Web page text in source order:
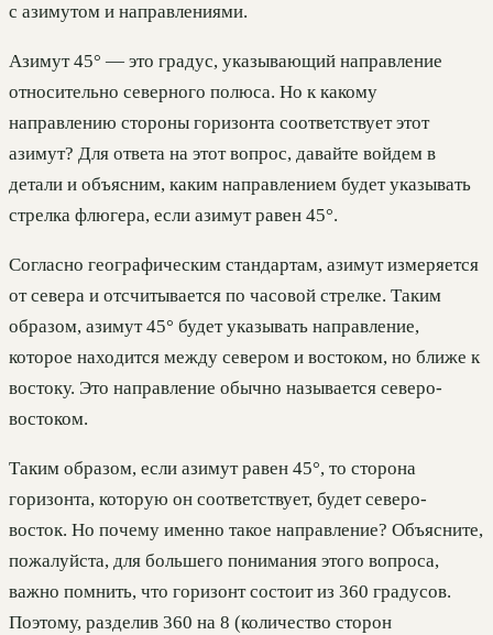
с азимутом и направлениями.
Азимут 45° — это градус, указывающий направление
относительно северного полюса. Но к какому
направлению стороны горизонта соответствует этот
азимут? Для ответа на этот вопрос, давайте войдем в
детали и объясним, каким направлением будет указывать
стрелка флюгера, если азимут равен 45°.
Согласно географическим стандартам, азимут измеряется
от севера и отсчитывается по часовой стрелке. Таким
образом, азимут 45° будет указывать направление,
которое находится между севером и востоком, но ближе к
востоку. Это направление обычно называется северо-
востоком.
Таким образом, если азимут равен 45°, то сторона
горизонта, которую он соответствует, будет северо-
восток. Но почему именно такое направление? Объясните,
пожалуйста, для большего понимания этого вопроса,
важно помнить, что горизонт состоит из 360 градусов.
Поэтому, разделив 360 на 8 (количество сторон